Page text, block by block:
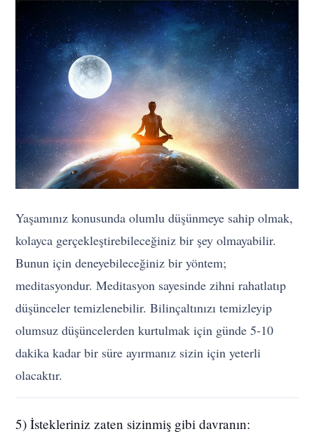
Yaşamınız konusunda olumlu düşünmeye sahip olmak,
kolayca gerçekleştirebileceğiniz bir şey olmayabilir.
Bunun için deneyebileceğiniz bir yöntem;
meditasyondur. Meditasyon sayesinde zihni rahatlatıp
düşünceler temizlenebilir. Bilinçaltınızı temizleyip
olumsuz düşüncelerden kurtulmak için günde 5-10
dakika kadar bir süre ayırmanız sizin için yeterli
olacaktır.
5) İstekleriniz zaten sizinmiş gibi davranın: